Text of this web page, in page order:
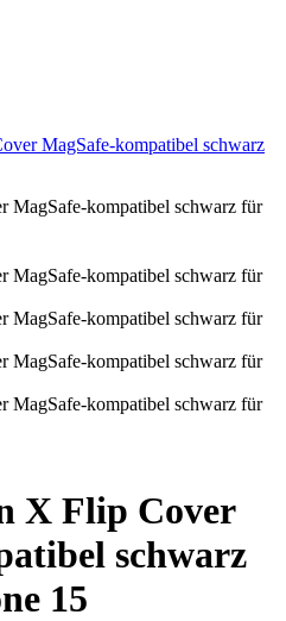
MagSafe-kompatibel schwarz
X Flip Cover
schwarz
15